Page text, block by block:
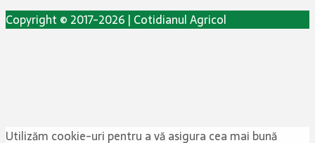
Copyright © 2017-2026 | Cotidianul Agricol
Utilizăm cookie-uri pentru a vă asigura cea mai bună